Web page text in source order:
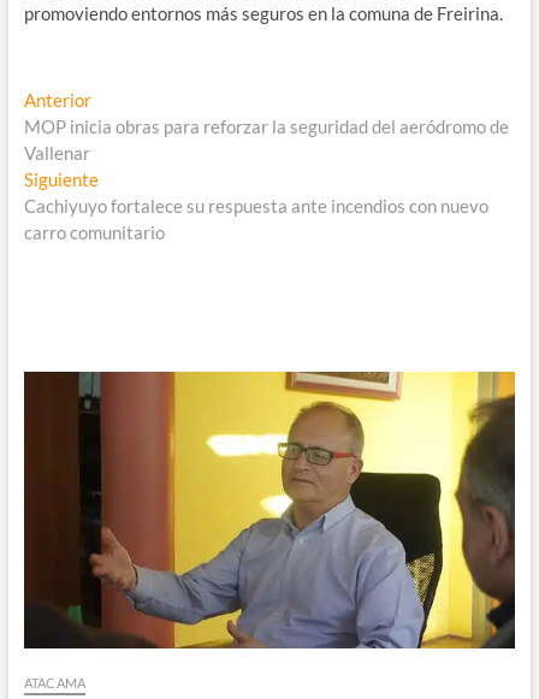
promoviendo entornos más seguros en la comuna de Freirina.
Navegación
de
entradas
AnteriorEntrada
anterior:
MOP inicia obras para reforzar la seguridad del aeródromo de
Vallenar
SiguienteEntrada
siguiente:
Cachiyuyo fortalece su respuesta ante incendios con nuevo
carro comunitario
ATACAMA